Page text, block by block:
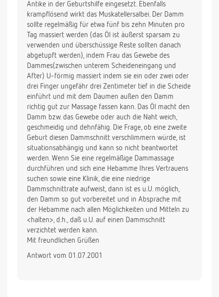
Antike in der Geburtshilfe eingesetzt. Ebenfalls
krampflösend wirkt das Muskatellersalbei. Der Damm
sollte regelmäßig für etwa fünf bis zehn Minuten pro
Tag massiert werden (das Öl ist äußerst sparsam zu
verwenden und überschüssige Reste sollten danach
abgetupft werden), indem Frau das Gewebe des
Dammes(zwischen unterem Scheideneingang und
After) U-förmig massiert indem sie ein oder zwei oder
drei Finger ungefähr drei Zentimeter tief in die Scheide
einführt und mit dem Daumen außen den Damm
richtig gut zur Massage fassen kann. Das Öl macht den
Damm bzw. das Gewebe oder auch die Naht weich,
geschmeidig und dehnfähig. Die Frage, ob eine zweite
Geburt diesen Dammschnitt verschlimmern würde, ist
situationsabhängig und kann so nicht beantwortet
werden. Wenn Sie eine regelmäßige Dammassage
durchführen und sich eine Hebamme Ihres Vertrauens
suchen sowie eine Klinik, die eine niedrige
Dammschnittrate aufweist, dann ist es u.U. möglich,
den Damm so gut vorbereitet und in Absprache mit
der Hebamme nach allen Möglichkeiten und Mitteln zu
<halten>, d.h., daß u.U. auf einen Dammschnitt
verzichtet werden kann.
Mit freundlichen Grüßen
Antwort vom 01.07.2001